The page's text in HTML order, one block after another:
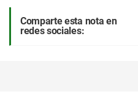
Comparte esta nota en
redes sociales: